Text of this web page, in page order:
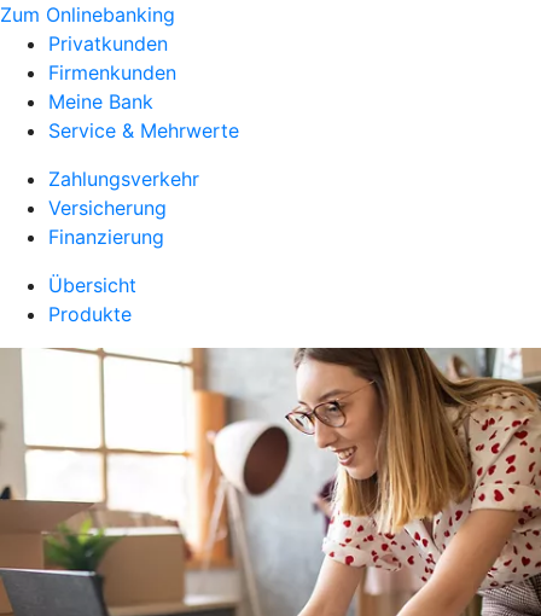
Zum Onlinebanking
Privatkunden
Firmenkunden
Meine Bank
Service & Mehrwerte
Zahlungsverkehr
Versicherung
Finanzierung
Übersicht
Produkte